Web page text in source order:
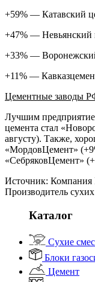
+59% — Катавский
+47% — Невьянский
+33% —
+11% —
Цементные заводы
Лучшим
цемента стал
августу). Также,
«МордовЦемент»
«СебряковЦемент»
Источник: Компания
Производитель
Каталог
Сухие
Блоки
Цемент